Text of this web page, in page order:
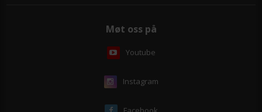
Møt oss på
Youtube
Instagram